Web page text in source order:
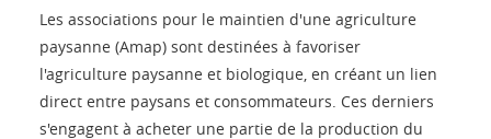
Les associations pour le maintien d'une agriculture
paysanne (Amap) sont destinées à favoriser
l'agriculture paysanne et biologique, en créant un lien
direct entre paysans et consommateurs. Ces derniers
s'engagent à acheter une partie de la production du